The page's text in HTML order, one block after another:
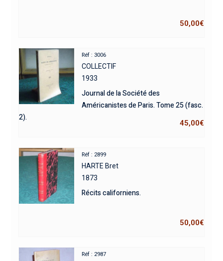
50,00€
Réf : 3006
COLLECTIF
1933
Journal de la Société des
Américanistes de Paris. Tome 25 (fasc.
2).
45,00€
Réf : 2899
HARTE Bret
1873
Récits californiens.
50,00€
Réf : 2987